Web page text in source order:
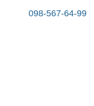
098-567-64-99